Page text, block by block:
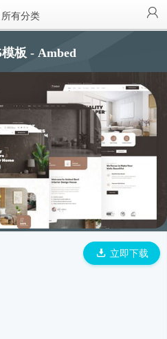
所有分类
板 - Ambed
立即下载